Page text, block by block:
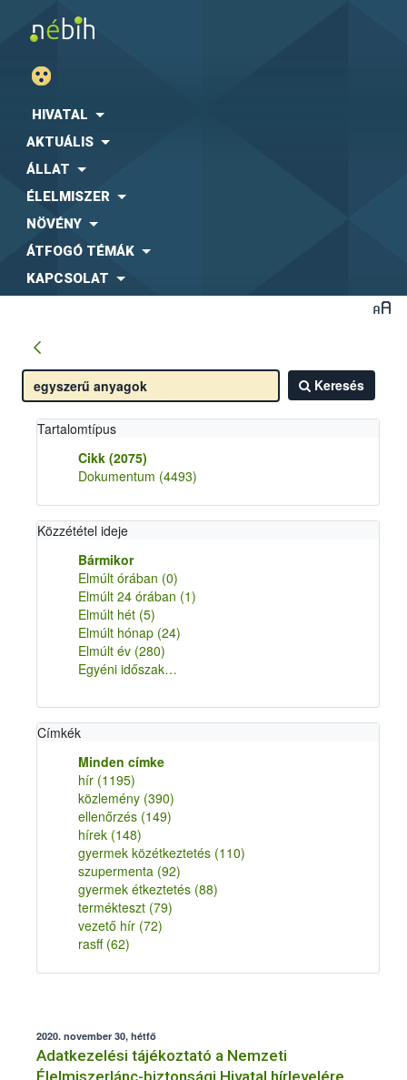
HIVATAL
AKTUÁLIS
ÁLLAT
ÉLELMISZER
NÖVÉNY
ÁTFOGÓ TÉMÁK
KAPCSOLAT
Keresés
Tartalomtípus
Cikk (2075)
Dokumentum (4493)
Közzététel ideje
Bármikor
Elmúlt órában (0)
Elmúlt 24 órában (1)
Elmúlt hét (5)
Elmúlt hónap (24)
Elmúlt év (280)
Egyéni időszak…
Címkék
Minden címke
hír (1195)
közlemény (390)
ellenőrzés (149)
hírek (148)
gyermek közétkeztetés (110)
szupermenta (92)
gyermek étkeztetés (88)
termékteszt (79)
vezető hír (72)
rasff (62)
2020. november 30, hétfő
Adatkezelési tájékoztató a Nemzeti
Élelmiszerlánc-biztonsági Hivatal hírlevelére